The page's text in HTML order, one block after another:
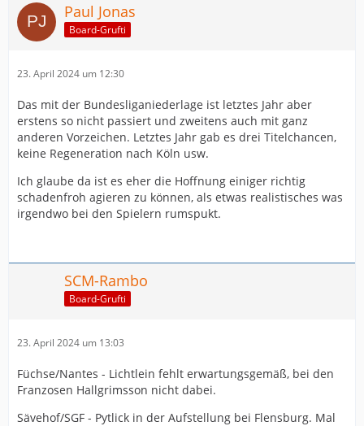
Paul Jonas
Board-Grufti
23. April 2024 um 12:30
Das mit der Bundesliganiederlage ist letztes Jahr aber
erstens so nicht passiert und zweitens auch mit ganz
anderen Vorzeichen. Letztes Jahr gab es drei Titelchancen,
keine Regeneration nach Köln usw.
Ich glaube da ist es eher die Hoffnung einiger richtig
schadenfroh agieren zu können, als etwas realistisches was
irgendwo bei den Spielern rumspukt.
SCM-Rambo
Board-Grufti
23. April 2024 um 13:03
Füchse/Nantes - Lichtlein fehlt erwartungsgemäß, bei den
Franzosen Hallgrimsson nicht dabei.
Sävehof/SGF - Pytlick in der Aufstellung bei Flensburg. Mal